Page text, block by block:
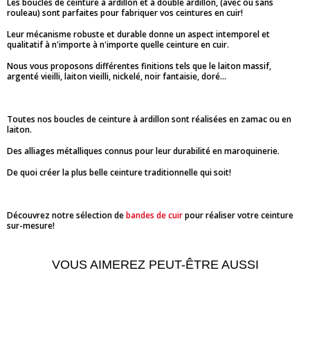
Les boucles de ceinture à ardillon et à double ardillon, (avec ou sans
rouleau) sont parfaites pour fabriquer vos ceintures en cuir!
Leur mécanisme robuste et durable donne un aspect intemporel et
qualitatif à n'importe à n'importe quelle ceinture en cuir.
Nous vous proposons différentes finitions tels que le laiton massif,
argenté vieilli, laiton vieilli, nickelé, noir fantaisie, doré...
Toutes nos boucles de ceinture à ardillon sont réalisées en zamac ou en
laiton.
Des alliages métalliques connus pour leur durabilité en maroquinerie.
De quoi créer la plus belle ceinture traditionnelle qui soit!
Découvrez notre sélection debandes de cuirpour réaliser votre ceinture
sur-mesure!
VOUS AIMEREZ PEUT-ÊTRE AUSSI